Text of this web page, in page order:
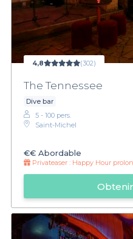
4,8 (302)
The Tennessee
Dive bar
5 - 100 pers.
Saint-Michel
€€ Abordable
Privateaser : Happy Hour